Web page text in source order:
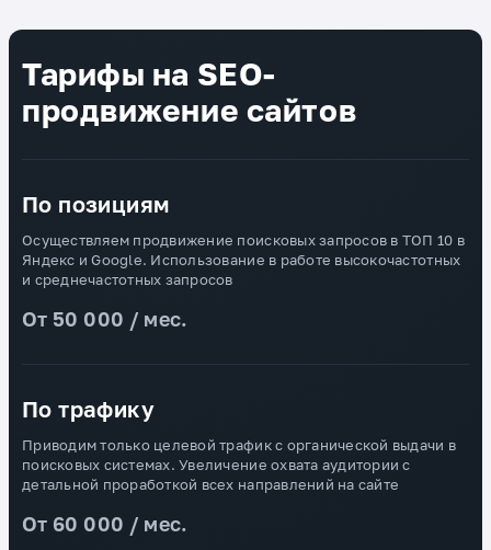
Тарифы на SEO-
продвижение сайтов
По позициям
Осуществляем продвижение поисковых запросов в ТОП 10 в
Яндекс и Google. Использование в работе высокочастотных
и среднечастотных запросов
От 50 000 / мес.
По трафику
Приводим только целевой трафик с органической выдачи в
поисковых системах. Увеличение охвата аудитории с
детальной проработкой всех направлений на сайте
От 60 000 / мес.